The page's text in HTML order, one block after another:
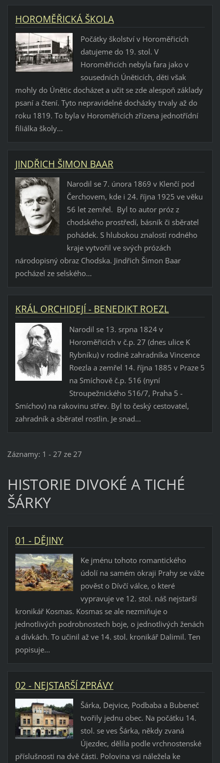
HOROMĚŘICKÁ ŠKOLA
Počátky školství v Horoměřicích
datujeme do 19. stol. V
Horoměřicích nebyla fara jako v
sousedních Úněticích, děti však
mohly do Únětic docházet a učit se zde alespoň základy
psaní a čtení. Tyto nepravidelné docházky trvaly až do
roku 1819. To byla v Horoměřicích zřízena jednotřídní
filiálka školy...
JINDŘICH ŠIMON BAAR
Narodil se 7. února 1869 v Klenčí pod
Čerchovem, kde i 24. října 1925 ve věku
56 let zemřel. Byl to autor próz z
chodského prostředí, básník či sběratel
pohádek. S hlubokou znalostí rodného
kraje vytvořil ve svých prózách
národopisný obraz Chodska. Jindřich Šimon Baar
pocházel ze selského...
KRÁL ORCHIDEJÍ - BENEDIKT ROEZL
Narodil se 13. srpna 1824 v
Horoměřicích v č.p. 27 (dnes ulice K
Rybníku) v rodině zahradníka Vincence
Roezla a zemřel 14. října 1885 v Praze 5
na Smíchově č.p. 516 (nyní
Stroupežnického 516/7, Praha 5 -
Smíchov) na rakovinu střev. Byl to český cestovatel,
zahradník a sběratel rostlin. Je snad...
Záznamy: 1 - 27 ze 27
HISTORIE DIVOKÉ A TICHÉ
ŠÁRKY
01 - DĚJINY
Ke jménu tohoto romantického
údolí na samém okraji Prahy se váže
pověst o Dívčí válce, o které
vypravuje ve 12. stol. náš nejstarší
kronikář Kosmas. Kosmas se ale nezmiňuje o
jednotlivých podrobnostech boje, o jednotlivých ženách
a dívkách. To učinil až ve 14. stol. kronikář Dalimil. Ten
popisuje...
02 - NEJSTARŠÍ ZPRÁVY
Šárka, Dejvice, Podbaba a Bubeneč
tvořily jednu obec. Na počátku 14.
stol. se ves Šárka, někdy zvaná
Újezdec, dělila podle vrchnostenské
příslušnosti na dvě části. Polovina vsi náležela ke